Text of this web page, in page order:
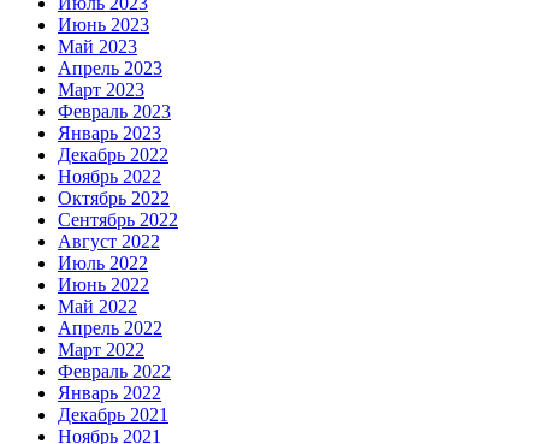
Июнь 2023
Май 2023
Апрель 2023
Март 2023
Февраль 2023
Январь 2023
Декабрь 2022
Ноябрь 2022
Октябрь 2022
Сентябрь 2022
Август 2022
Июль 2022
Июнь 2022
Май 2022
Апрель 2022
Март 2022
Февраль 2022
Январь 2022
Декабрь 2021
Ноябрь 2021